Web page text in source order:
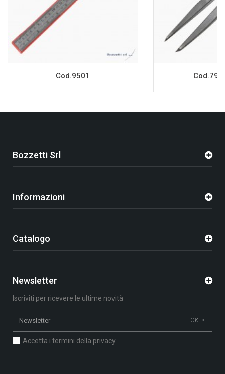
Cod.9501
Bozzetti Srl
Informazioni
Catalogo
Newsletter
Iscriviti per ricevere le ultime novità
OK >
Accetta i termini della privacy